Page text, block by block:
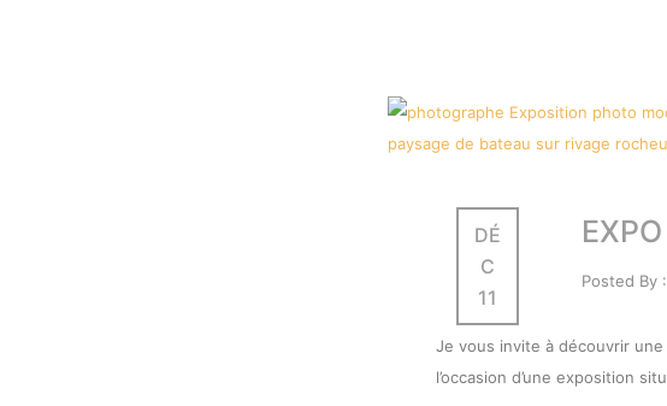
DÉ
C
11
Posted By
Je vous invite à découvrir
l’occasion d’une exposition